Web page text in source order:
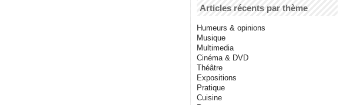
Articles récents par thème
Humeurs & opinions
Musique
Multimedia
Cinéma & DVD
Théâtre
Expositions
Pratique
Cuisine